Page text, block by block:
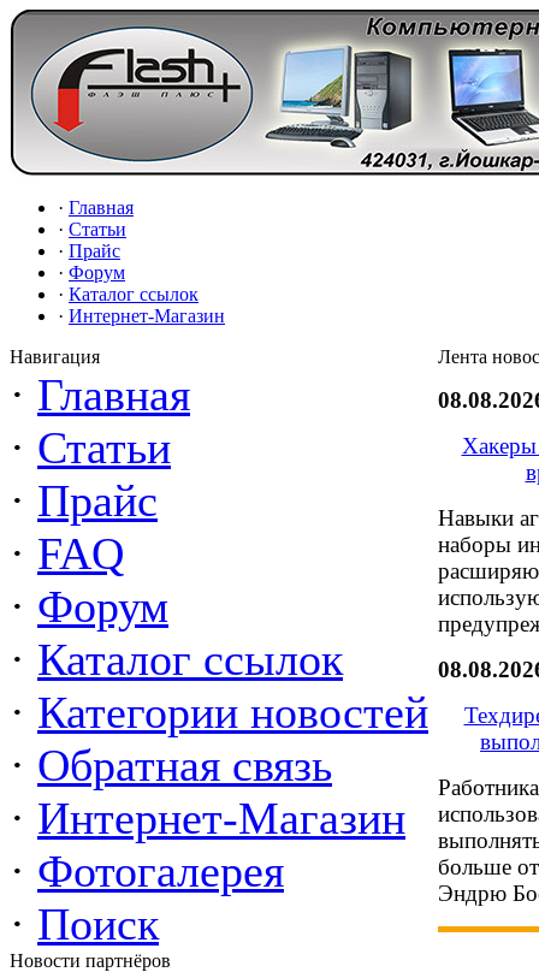
· Главная
· Статьи
· Прайс
· Форум
· Каталог ссылок
· Интернет-Магазин
Навигация
· Главная
· Статьи
· Прайс
· FAQ
· Форум
· Каталог ссылок
· Категории новостей
· Обратная связь
· Интернет-Магазин
· Фотогалерея
· Поиск
Новости партнёров
Лента
Навыки
наборы
больше
Эндрю